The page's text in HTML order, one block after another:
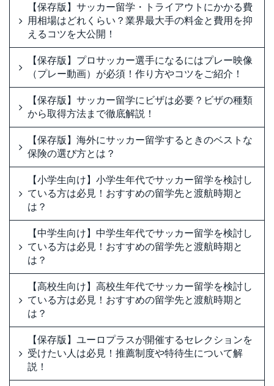
【保存版】サッカー留学・トライアウトにかかる費
用相場はどれくらい？業界最大手の料金と費用を抑
えるコツを大公開！
【保存版】プロサッカー選手になるにはプレー映像
（プレー動画）が必須！作り方やコツをご紹介！
【保存版】サッカー留学にビザは必要？ビザの種類
から取得方法まで徹底解説！
【保存版】海外にサッカー留学するときのベストな
保険の選び方とは？
【小学生向け】小学生年代でサッカー留学を検討し
ている方は必見！おすすめの留学先と渡航時期と
は？
【中学生向け】中学生年代でサッカー留学を検討し
ている方は必見！おすすめの留学先と渡航時期と
は？
【高校生向け】高校生年代でサッカー留学を検討し
ている方は必見！おすすめの留学先と渡航時期と
は？
【保存版】ユーロプラスが開催するセレクションを
受けたい人は必見！推薦制度や特待生について解
説！